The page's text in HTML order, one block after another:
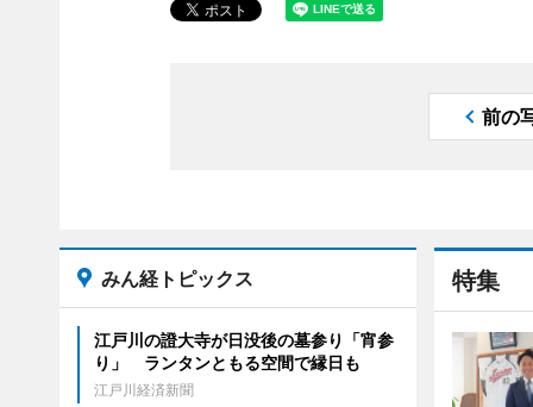
前の
特集
みん経トピックス
江戸川の證大寺が日没後の墓参り「宵参
り」 ランタンともる空間で縁日も
江戸川経済新聞